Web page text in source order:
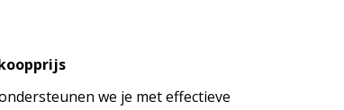
we je met effectieve